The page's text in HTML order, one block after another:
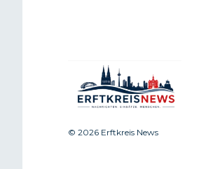
© 2026 Erftkreis News